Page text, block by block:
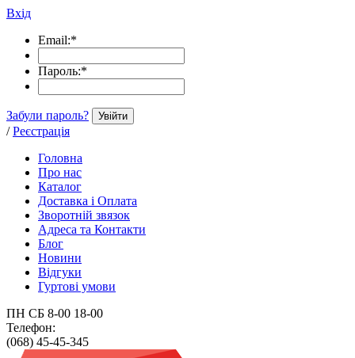
Вхід
Email:*
Пароль:*
Забули пароль? Увійти
/ Реєстрація
Головна
Про нас
Каталог
Доставка і Оплата
Зворотній звязок
Адреса та Контакти
Блог
Новини
Відгуки
Гуртові умови
ПН СБ 8-00 18-00
Телефон:
(068) 45-45-345